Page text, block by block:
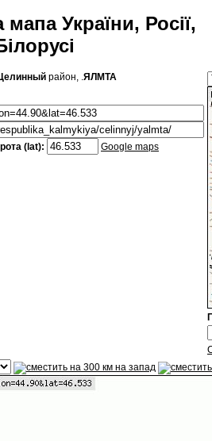
України, Росії,
район, .ЯЛМТА
(lat): Google maps